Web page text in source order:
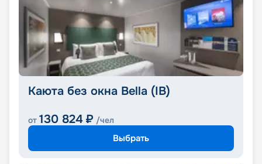
Каюта без окна Bella (IB)
от 130 824 ₽ /чел
Выбрать